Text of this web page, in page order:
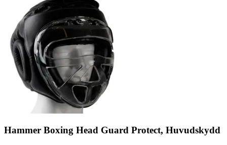
Hammer Boxing Head Guard Protect, Huvudskydd